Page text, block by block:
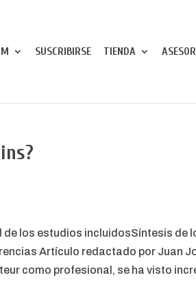
SUSCRIBIRSE TIENDA
los estudios incluidosSíntesis de
Artículo redactado por Juan
como profesional, se ha visto